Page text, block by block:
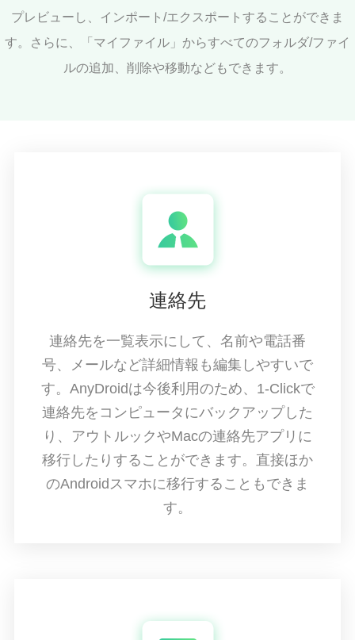
プレビューし、インポート/エクスポートすることができま
す。さらに、「マイファイル」からすべてのフォルダ/ファイ
ルの追加、削除や移動などもできます。
連絡先
連絡先を一覧表示にして、名前や電話番
号、メールなど詳細情報も編集しやすいで
す。AnyDroidは今後利用のため、1-Clickで
連絡先をコンピュータにバックアップした
り、アウトルックやMacの連絡先アプリに
移行したりすることができます。直接ほか
のAndroidスマホに移行することもできま
す。